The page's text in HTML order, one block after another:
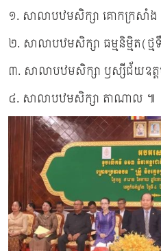
១. សាលាបឋមសិក្សា​ គោក​ក្រសាំង
២. សាលាបឋមសិក្សា​ ធម្មនិម្មិត(ថ្
៣. សាលាបឋមសិក្សា​ ឫស្សី​ជ័យ​ឧត្
៤. សាលា​បឋម​សិក្សា​ តាណាល ៕